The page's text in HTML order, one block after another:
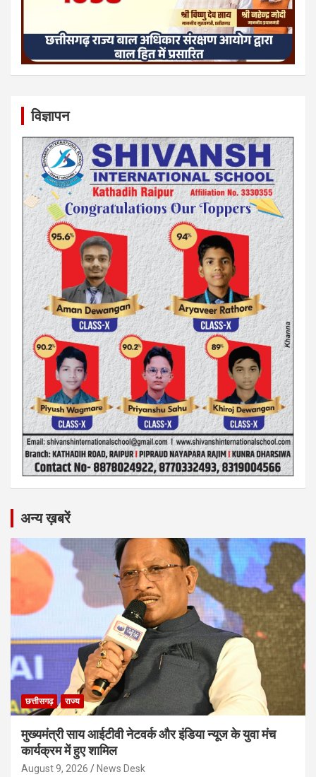
विज्ञापन
अन्य ख़बरें
छत्तीसगढ़ राज्य
मुख्यमंत्री साय आईटीवी नेटवर्क और इंडिया न्यूज के युवा मंच
कार्यक्रम में हुए शामिल
August 9, 2026 News Desk